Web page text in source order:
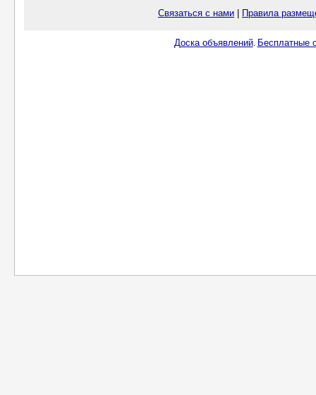
Связаться с нами Правила
Доска объявлений. Бесплатные